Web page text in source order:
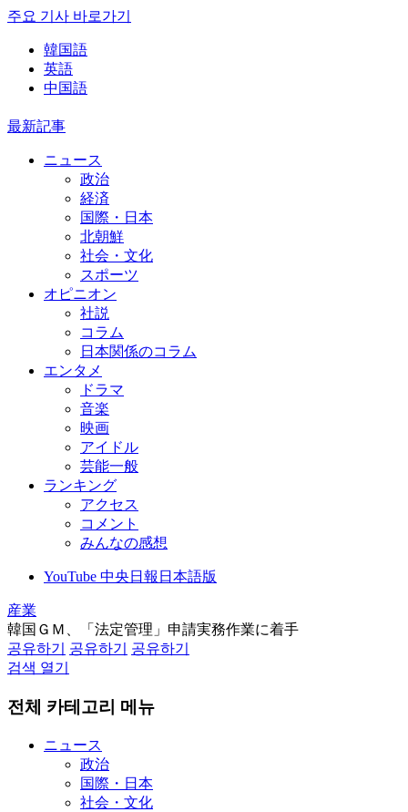
주요 기사 바로가기
韓国語
英語
中国語
最新記事
ニュース
政治
経済
国際・日本
北朝鮮
社会・文化
スポーツ
オピニオン
社説
コラム
日本関係のコラム
エンタメ
ドラマ
音楽
映画
アイドル
芸能一般
ランキング
アクセス
コメント
みんなの感想
YouTube 中央日報日本語版
産業
韓国ＧＭ、「法定管理」申請実務作業に着手
공유하기
공유하기
공유하기
검색 열기
전체 카테고리 메뉴
ニュース
政治
国際・日本
社会・文化